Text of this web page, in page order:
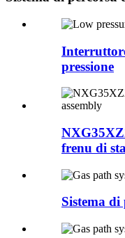
pressione
frenu di
Sistema di